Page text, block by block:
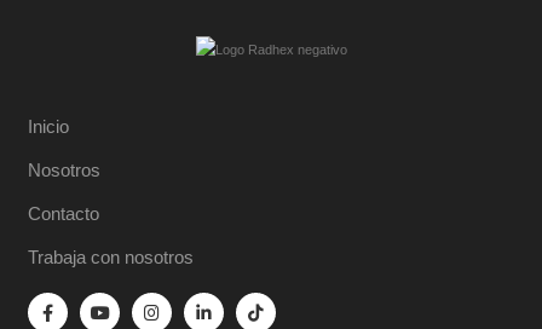
Inicio
Nosotros
Contacto
Trabaja con nosotros